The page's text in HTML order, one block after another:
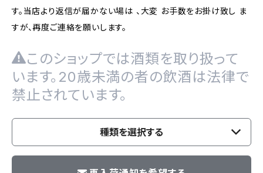
す。当店より返信が届かない場は 、大変 お手数をお掛け致し ま
すが、再度ご連絡を願いします。
このショップでは酒類を取り扱って
います。20歳未満の者の飲酒は法律で
禁止されています。
種類を選択する